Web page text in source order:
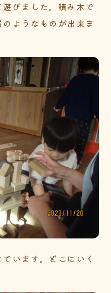
びました。積み木で
ようなものが出来ま
います。どこにいく